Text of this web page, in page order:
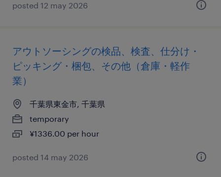
posted 12 may 2026
アウトソーシングの検品、検査、仕分け・
ピッキング・梱包、その他（倉庫・軽作
業）
千葉県東金市, 千葉県
temporary
¥1336.00 per hour
posted 14 may 2026